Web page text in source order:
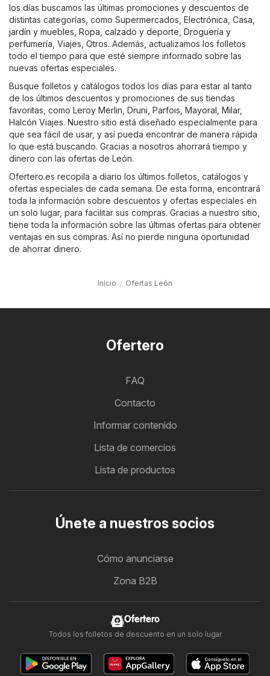
los días buscamos las últimas promociones y descuentos de
distintas categorías, como Supermercados Electrónica Casa,
jardín y muebles Ropa, calzado y deporte Droguería y
perfumería Viajes Otros. Además, actualizamos los folletos
todo el tiempo para que esté siempre informado sobre las
nuevas ofertas especiales.
Busque folletos y catálogos todos los días para estar al tanto
de los últimos descuentos y promociones de sus tiendas
favoritas, como Leroy Merlin Druni Parfois Mayoral Milar,
Halcón Viajes. Nuestro sitio está diseñado especialmente para
que sea fácil de usar, y así pueda encontrar de manera rápida
lo que está buscando. Gracias a nosotros ahorrará tiempo y
dinero con las ofertas de León.
Ofertero.es recopila a diario los últimos folletos, catálogos y
ofertas especiales de cada semana. De esta forma, encontrará
toda la información sobre descuentos y ofertas especiales en
un solo lugar, para facilitar sus compras. Gracias a nuestro sitio,
tiene toda la información sobre las últimas ofertas para obtener
ventajas en sus compras. Así no pierde ninguna oportunidad
de ahorrar dinero.
Inicio Ofertas León
Ofertero
FAQ
Contacto
Informar contenido
Lista de comercios
Lista de productos
Únete a nuestros socios
Cómo anunciarse
Zona B2B
Ofertero
Todos los folletos de descuento en un solo lugar